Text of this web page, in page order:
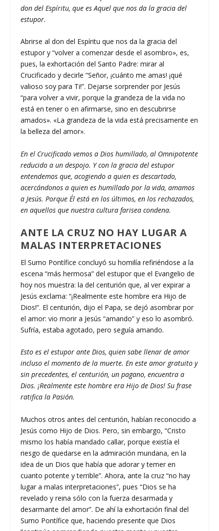
don del Espíritu, que es Aquel que nos da la gracia del
estupor.
Abrirse al don del Espíritu que nos da la gracia del
estupor y “volver a comenzar desde el asombro», es,
pues, la exhortación del Santo Padre: mirar al
Crucificado y decirle “Señor, ¡cuánto me amas! ¡qué
valioso soy para Ti!”. Dejarse sorprender por Jesús
“para volver a vivir, porque la grandeza de la vida no
está en tener o en afirmarse, sino en descubrirse
amados». «La grandeza de la vida está precisamente en
la belleza del amor».
En el Crucificado vemos a Dios humillado, al Omnipotente
reducido a un despojo. Y con la gracia del estupor
entendemos que, acogiendo a quien es descartado,
acercándonos a quien es humillado por la vida, amamos
a Jesús. Porque Él está en los últimos, en los rechazados,
en aquellos que nuestra cultura farisea condena.
ANTE LA CRUZ NO HAY LUGAR A
MALAS INTERPRETACIONES
El Sumo Pontífice concluyó su homilía refiriéndose a la
escena “más hermosa” del estupor que el Evangelio de
hoy nos muestra: la del centurión que, al ver expirar a
Jesús exclama: “¡Realmente este hombre era Hijo de
Dios!”. El centurión, dijo el Papa, se dejó asombrar por
el amor: vio morir a Jesús “amando” y eso lo asombró.
Sufría, estaba agotado, pero seguía amando.
Esto es el estupor ante Dios, quien sabe llenar de amor
incluso el momento de la muerte. En este amor gratuito y
sin precedentes, el centurión, un pagano, encuentra a
Dios. ¡Realmente este hombre era Hijo de Dios! Su frase
ratifica la Pasión.
Muchos otros antes del centurión, habían reconocido a
Jesús como Hijo de Dios. Pero, sin embargo, “Cristo
mismo los había mandado callar, porque existía el
riesgo de quedarse en la admiración mundana, en la
idea de un Dios que había que adorar y temer en
cuanto potente y terrible”. Ahora, ante la cruz “no hay
lugar a malas interpretaciones”, pues “Dios se ha
revelado y reina sólo con la fuerza desarmada y
desarmante del amor”. De ahí la exhortación final del
Sumo Pontífice que, haciendo presente que Dios